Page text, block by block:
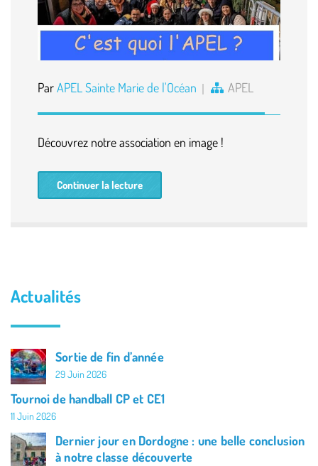
ParAPEL Sainte Marie de l'Océan APEL
Découvrez notre association en image !
Continuer la lecture
Actualités
Sortie de fin d’année
29 Juin 2026
Tournoi de handball CP et CE1
11 Juin 2026
Dernier jour en Dordogne : une belle conclusion
à notre classe découverte